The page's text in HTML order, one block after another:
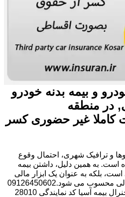
و بیمه بدنه خودرو
در منطقه
کاملا غیر حضوری کسر
و ترافیک شهری، احتمال وقوع
است. به همین دلیل، داشتن بیمه
است، بلکه به عنوان یک ابزار مالی
برای کاهش ریسک های احتمالی محسوب می شود.09126450602
آسیا کد نمایندگی 28010